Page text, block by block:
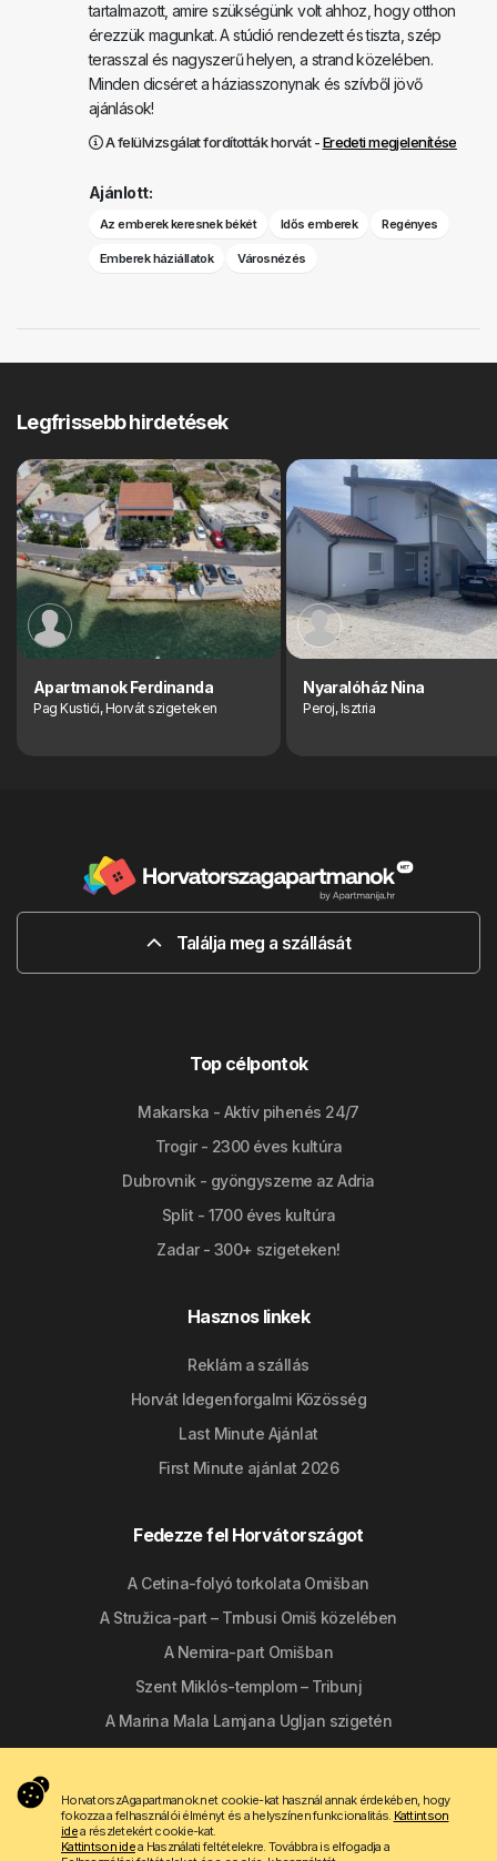
tartalmazott, amire szükségünk volt ahhoz, hogy otthon
érezzük magunkat. A stúdió rendezett és tiszta, szép
terasszal és nagyszerű helyen, a strand közelében.
Minden dicséret a háziasszonynak és szívből jövő
ajánlások!
A felülvizsgálat fordították horvát -Eredeti megjelenítése
Ajánlott:
Az emberek keresnek békét Idős emberek Regényes
Emberek háziállatok Városnézés
Legfrissebb hirdetések
Apartmanok Ferdinanda
Pag Kustići, Horvát szigeteken
Nyaralóház Nina
Peroj, Isztria
Találja meg a szállását
Top célpontok
Makarska - Aktív pihenés 24/7
Trogir - 2300 éves kultúra
Dubrovnik - gyöngyszeme az Adria
Split - 1700 éves kultúra
Zadar - 300+ szigeteken!
Hasznos linkek
Reklám a szállás
Horvát Idegenforgalmi Közösség
Last Minute Ajánlat
First Minute ajánlat 2026
Fedezze fel Horvátországot
A Cetina-folyó torkolata Omišban
A Stružica-part – Trnbusi Omiš közelében
A Nemira-part Omišban
Szent Miklós-templom – Tribunj
A Marina Mala Lamjana Ugljan szigetén
HorvatorszAgapartmanok.net cookie-kat használ annak érdekében, hogy
fokozza a felhasználói élményt és a helyszínen funkcionalitás. Kattintson
idea részletekért cookie-kat.
Kattintson idea Használati feltételekre. Továbbra is elfogadja a